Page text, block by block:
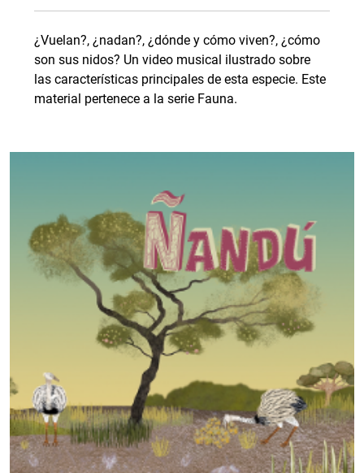
¿Vuelan?, ¿nadan?, ¿dónde y cómo viven?, ¿cómo
son sus nidos? Un video musical ilustrado sobre
las características principales de esta especie. Este
material pertenece a la serie Fauna.